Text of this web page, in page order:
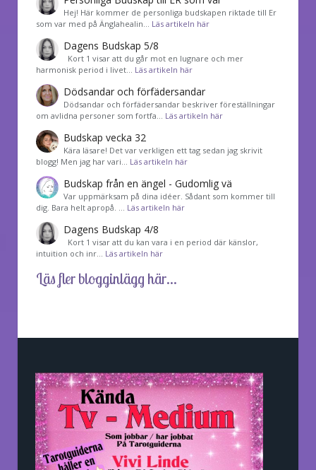
Hej! Här kommer de personliga budskapen riktade till Er
som var med på Änglahealin… Läs artikeln här
Dagens Budskap 5/8
Kort 1 visar att du går mot en lugnare och mer
harmonisk period i livet… Läs artikeln här
Dödsandar och förfädersandar
Dödsandar och förfädersandar beskriver föreställningar
om avlidna personer som fortfa… Läs artikeln här
Budskap vecka 32
Kära läsare! Det var verkligen ett tag sedan jag skrivit
blogg! Men jag har vari… Läs artikeln här
Budskap från en ängel - Gudomlig vä
Var uppmärksam på dina idéer. Sådant som kommer till
dig. Bara helt apropå. … Läs artikeln här
Dagens Budskap 4/8
Kort 1 visar att du kan vara i en period där känslor,
intuition och inr… Läs artikeln här
Läs fler blogginlägg här...